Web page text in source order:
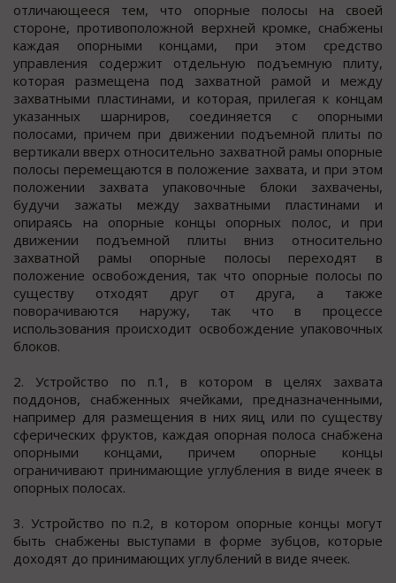
отличающееся тем, что опорные полосы на своей
стороне, противоположной верхней кромке, снабжены
каждая опорными концами, при этом средство
управления содержит отдельную подъемную плиту,
которая размещена под захватной рамой и между
захватными пластинами, и которая, прилегая к концам
указанных шарниров, соединяется с опорными
полосами, причем при движении подъемной плиты по
вертикали вверх относительно захватной рамы опорные
полосы перемещаются в положение захвата, и при этом
положении захвата упаковочные блоки захвачены,
будучи зажаты между захватными пластинами и
опираясь на опорные концы опорных полос, и при
движении подъемной плиты вниз относительно
захватной рамы опорные полосы переходят в
положение освобождения, так что опорные полосы по
существу отходят друг от друга, а также
поворачиваются наружу, так что в процессе
использования происходит освобождение упаковочных
блоков.
2. Устройство по п.1, в котором в целях захвата
поддонов, снабженных ячейками, предназначенными,
например для размещения в них яиц или по существу
сферических фруктов, каждая опорная полоса снабжена
опорными концами, причем опорные концы
ограничивают принимающие углубления в виде ячеек в
опорных полосах.
3. Устройство по п.2, в котором опорные концы могут
быть снабжены выступами в форме зубцов, которые
доходят до принимающих углублений в виде ячеек.